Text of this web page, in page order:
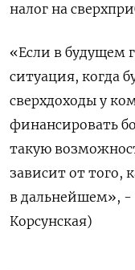
налог на
«Если в будущем
ситуация, когда
сверхдоходы у
финансировать
такую
зависит от того,
в дальнейшем», -
Корсунская)